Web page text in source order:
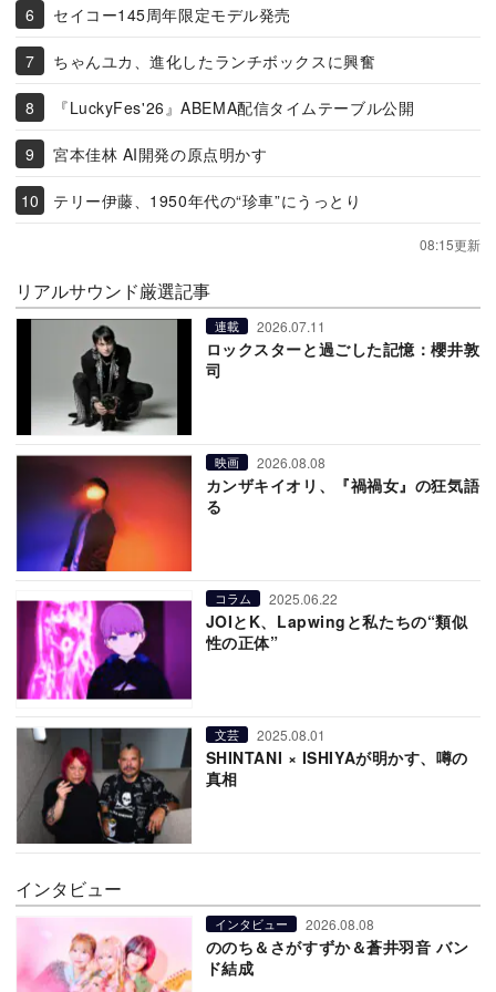
セイコー145周年限定モデル発売
ちゃんユカ、進化したランチボックスに興奮
『LuckyFes'26』ABEMA配信タイムテーブル公開
宮本佳林 AI開発の原点明かす
テリー伊藤、1950年代の“珍車”にうっとり
08:15更新
リアルサウンド厳選記事
連載 2026.07.11
ロックスターと過ごした記憶：櫻井敦
司
映画 2026.08.08
カンザキイオリ、『禍禍女』の狂気語
る
コラム 2025.06.22
JOIとK、Lapwingと私たちの“類似
性の正体”
文芸 2025.08.01
SHINTANI × ISHIYAが明かす、噂の
真相
インタビュー
インタビュー 2026.08.08
ののち＆さがすずか＆蒼井羽音 バン
ド結成